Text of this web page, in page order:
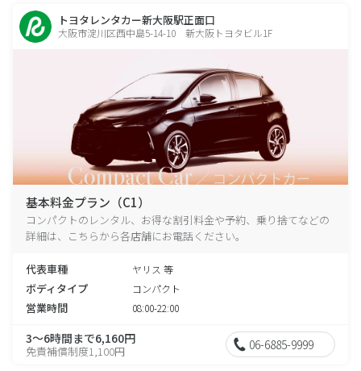
トヨタレンタカー新大阪駅正面口
大阪市淀川区西中島5-14-10 新大阪トヨタビル1F
基本料金プラン（C1）
コンパクトのレンタル、お得な割引料金や予約、乗り捨てなどの
詳細は、こちらから各店舗にお電話ください。
代表車種 ヤリス 等
ボディタイプ コンパクト
営業時間 08:00-22:00
3～6時間まで6,160円
免責補償制度1,100円 06-6885-9999